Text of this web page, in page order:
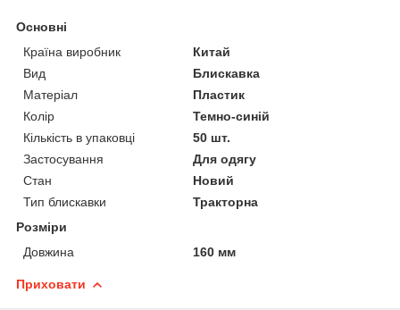
Основні
Країна виробник
Китай
Вид
Блискавка
Матеріал
Пластик
Колір
Темно-синій
Кількість в упаковці
50 шт.
Застосування
Для одягу
Стан
Новий
Тип блискавки
Тракторна
Розміри
Довжина
160 мм
Приховати